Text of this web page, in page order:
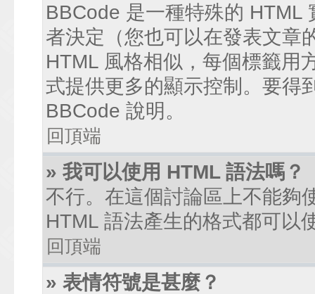
BBCode 是一種特殊的 HTML
者決定（您也可以在發表文章
HTML 風格相似，每個標籤用
式提供更多的顯示控制。要得
BBCode 說明。
回頂端
» 我可以使用 HTML 語法嗎？
不行。在這個討論區上不能夠
HTML 語法產生的格式都可以
回頂端
» 表情符號是甚麼？